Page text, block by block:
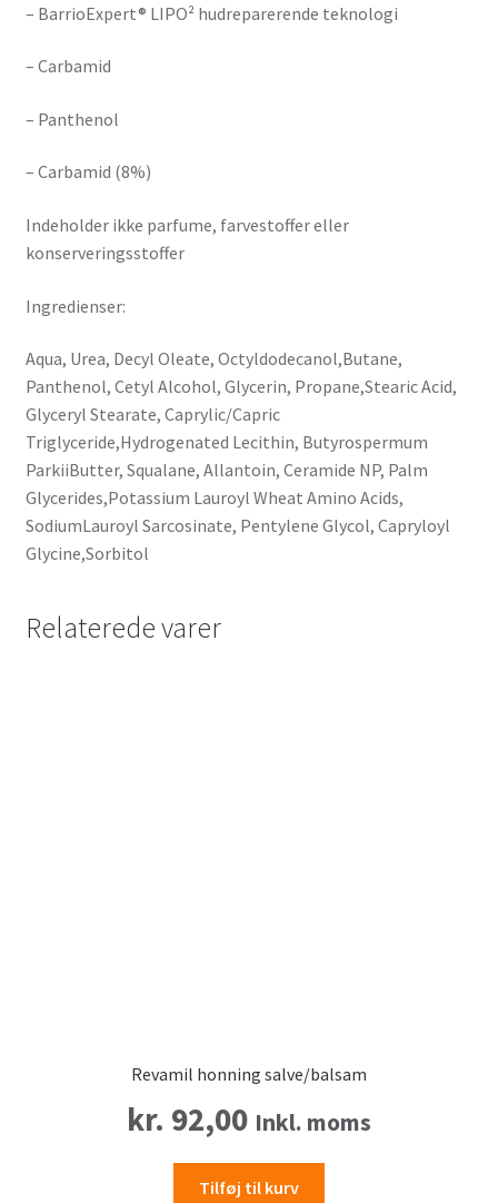
– BarrioExpert® LIPO² hudreparerende teknologi
– Carbamid
– Panthenol
– Carbamid (8%)
Indeholder ikke parfume, farvestoffer eller
konserveringsstoffer
Ingredienser:
Aqua, Urea, Decyl Oleate, Octyldodecanol,Butane,
Panthenol, Cetyl Alcohol, Glycerin, Propane,Stearic Acid,
Glyceryl Stearate, Caprylic/Capric
Triglyceride,Hydrogenated Lecithin, Butyrospermum
ParkiiButter, Squalane, Allantoin, Ceramide NP, Palm
Glycerides,Potassium Lauroyl Wheat Amino Acids,
SodiumLauroyl Sarcosinate, Pentylene Glycol, Capryloyl
Glycine,Sorbitol
Relaterede varer
Revamil honning salve/balsam
kr. 92,00 Inkl. moms
Tilføj til kurv